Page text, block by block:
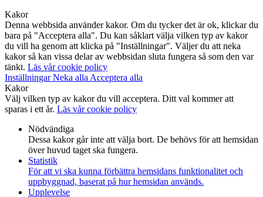
Kakor
Denna webbsida använder kakor. Om du tycker det är ok, klickar du
bara på "Acceptera alla". Du kan såklart välja vilken typ av kakor
du vill ha genom att klicka på "Inställningar". Väljer du att neka
kakor så kan vissa delar av webbsidan sluta fungera så som den var
tänkt. Läs vår cookie policy
InställningarNeka alla Acceptera alla
Kakor
Välj vilken typ av kakor du vill acceptera. Ditt val kommer att
sparas i ett år. Läs vår cookie policy
Nödvändiga
Dessa kakor går inte att välja bort. De behövs för att hemsidan
över huvud taget ska fungera.
Statistik
För att vi ska kunna förbättra hemsidans funktionalitet och
uppbyggnad, baserat på hur hemsidan används.
Upplevelse